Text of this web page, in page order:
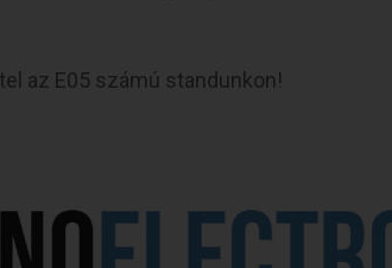
az E05 számú standunkon!